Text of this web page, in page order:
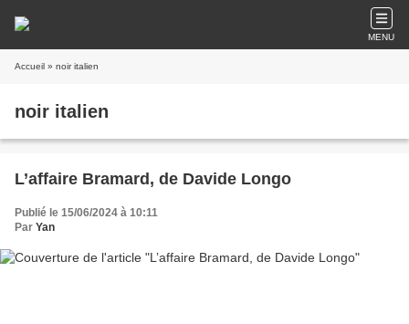
MENU
Accueil » noir italien
noir italien
L’affaire Bramard, de Davide Longo
Publié le 15/06/2024 à 10:11
Par Yan